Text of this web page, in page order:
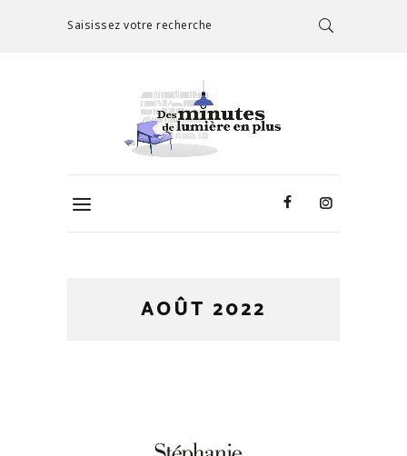
Saisissez votre recherche
AOÛT 2022